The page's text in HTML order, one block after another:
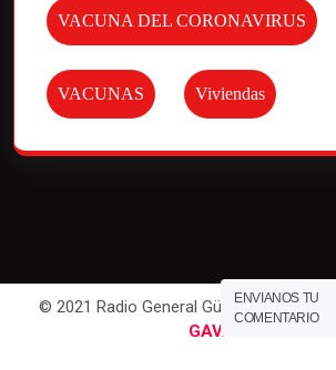
VACUNA DEL CORONAVIRUS
VACUNAS Viviendas
© 2021 Radio General Güemes. All
GAVAWEB
ENVIANOS TU
COMENTARIO